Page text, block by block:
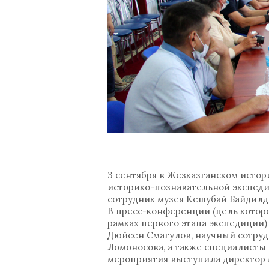
3 сентября в Жезказганском
историко-познавательной
сотрудник музея Кешубай
В пресс-конференции (цель
рамках первого этапа
Дюйсен Смагулов, научный
Ломоносова, а также
мероприятия выступила